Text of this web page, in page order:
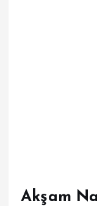
Akşam